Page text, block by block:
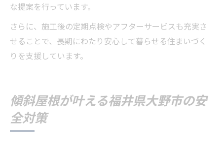
な提案を行っています。
さらに、施工後の定期点検やアフターサービスも充実さ
せることで、長期にわたり安心して暮らせる住まいづく
りを支援しています。
傾斜屋根が叶える福井県大野市の安
全対策